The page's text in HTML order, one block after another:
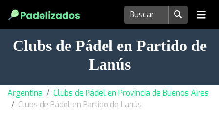
Clubs de Pádel en Partido de
Lanús
Argentina
Clubs de Pádel en Provincia de Buenos Aires
Clubs de Pádel en Partido de Lanús